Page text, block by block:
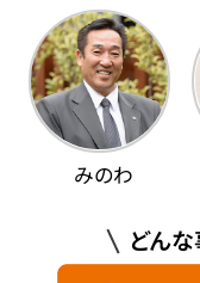
みのわ
どん